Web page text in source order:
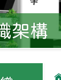
架構